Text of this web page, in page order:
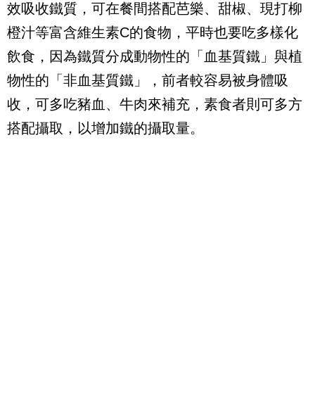
效吸收鐵質，可在餐間搭配芭樂、甜椒、現打柳
橙汁等富含維生素C的食物，平時也要吃多樣化
飲食，因為鐵質分成動物性的「血基質鐵」與植
物性的「非血基質鐵」，前者較容易被身體吸
收，可多吃豬血、牛肉來補充，素食者則可多方
搭配攝取，以增加鐵的攝取量。